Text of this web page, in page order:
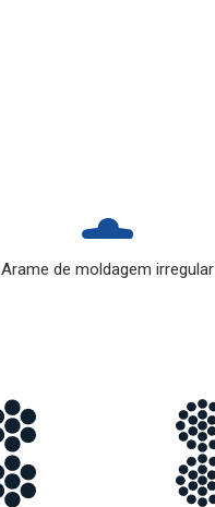
Arame de moldagem irregular